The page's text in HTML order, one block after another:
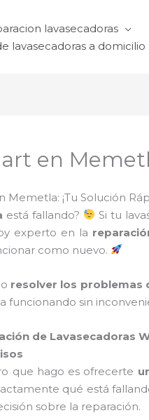
lavasecadoras
lavasecadoras a domicilio
en
¡Tu Solución
está fallando? Si tu
experto en la
como nuevo.
resolver los problemas
funcionando sin
de Lavasecadoras
que hago es ofrecerte
qué está
sobre la reparación.